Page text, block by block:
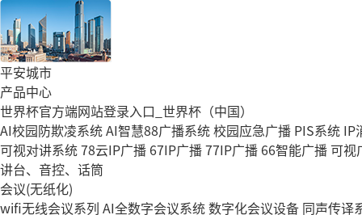
平安城市
产品中心
世界杯官方端网站登录入口_世界杯（中国）
AI校园防欺凌系统AI智慧88广播系统校园应急广播 PIS系统 IP
可视对讲系统78云IP广播 67IP广播77IP广播 66智能广播 可视
讲台、音控、话筒
会议(无纸化)
wifi无线会议系列 AI全数字会议系统数字化会议设备 同声传译